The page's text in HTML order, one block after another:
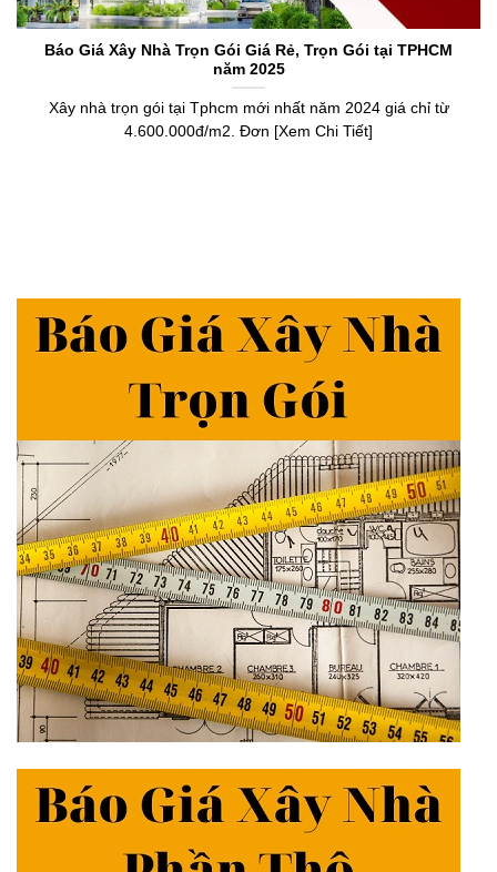
Báo Giá Xây Nhà Trọn Gói Giá Rẻ, Trọn Gói tại TPHCM
năm 2025
Xây nhà trọn gói tại Tphcm mới nhất năm 2024 giá chỉ từ
4.600.000đ/m2. Đơn [Xem Chi Tiết]